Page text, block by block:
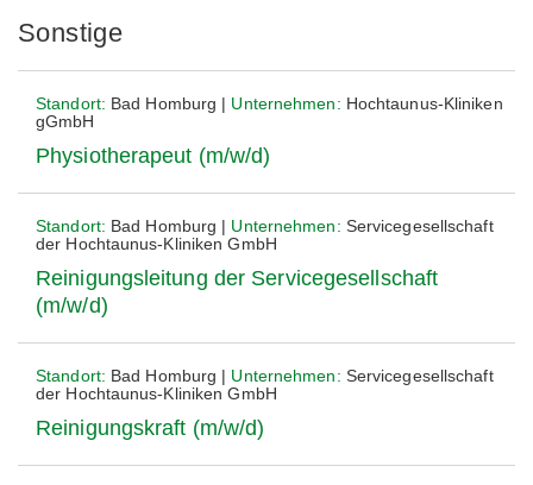
Sonstige
Standort: Bad Homburg | Unternehmen: Hochtaunus-Kliniken
gGmbH
Physiotherapeut (m/w/d)
Standort: Bad Homburg | Unternehmen: Servicegesellschaft
der Hochtaunus-Kliniken GmbH
Reinigungsleitung der Servicegesellschaft
(m/w/d)
Standort: Bad Homburg | Unternehmen: Servicegesellschaft
der Hochtaunus-Kliniken GmbH
Reinigungskraft (m/w/d)